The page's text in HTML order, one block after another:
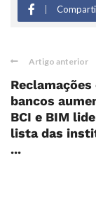
Artigo anterior
bancos
BCI e BIM
lista das
...